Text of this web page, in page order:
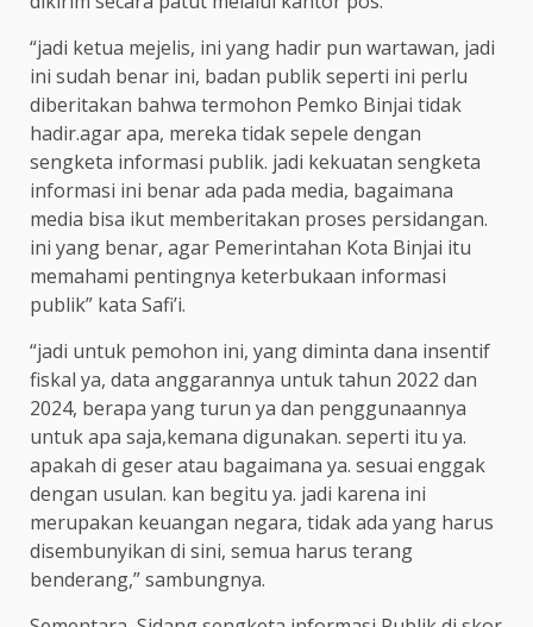
“jadi ketua mejelis, ini yang hadir pun wartawan, jadi
ini sudah benar ini, badan publik seperti ini perlu
diberitakan bahwa termohon Pemko Binjai tidak
hadir.agar apa, mereka tidak sepele dengan
sengketa informasi publik. jadi kekuatan sengketa
informasi ini benar ada pada media, bagaimana
media bisa ikut memberitakan proses persidangan.
ini yang benar, agar Pemerintahan Kota Binjai itu
memahami pentingnya keterbukaan informasi
publik” kata Safi’i.
“jadi untuk pemohon ini, yang diminta dana insentif
fiskal ya, data anggarannya untuk tahun 2022 dan
2024, berapa yang turun ya dan penggunaannya
untuk apa saja,kemana digunakan. seperti itu ya.
apakah di geser atau bagaimana ya. sesuai enggak
dengan usulan. kan begitu ya. jadi karena ini
merupakan keuangan negara, tidak ada yang harus
disembunyikan di sini, semua harus terang
benderang,” sambungnya.